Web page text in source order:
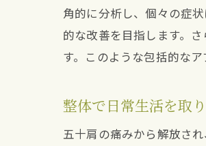
角的に分析し、個々の症
的な改善を目指します。
す。このような包括的な
整体で日常生活を取
五十肩の痛みから解放さ